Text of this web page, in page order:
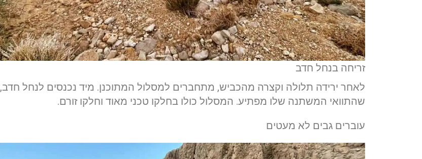
זריחה בנחל חדב
לאחר ירידה תלולה וקצרה מהכביש, מתחברים למסלול המתוכנן. מיד נכנסים לנחל חדב,
שהתוואי המשתנה שלו מפתיע. המסלול כולו בחלקו טכני מאוד וחלקו זורם.
עוברים גבים לא מעטים